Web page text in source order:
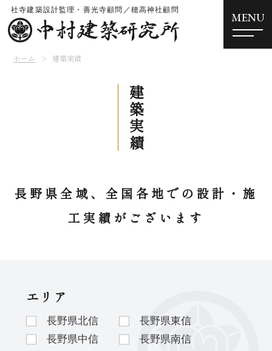
MENU
ホーム 建築実績
建築実績
長野県全域、全国各地での設計・施
工実績がございます
エリア
長野県北信
長野県東信
長野県中信
長野県南信